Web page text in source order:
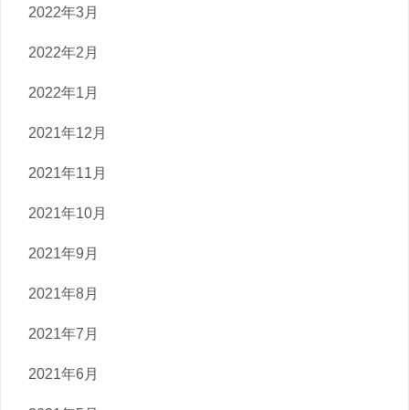
2022年3月
2022年2月
2022年1月
2021年12月
2021年11月
2021年10月
2021年9月
2021年8月
2021年7月
2021年6月